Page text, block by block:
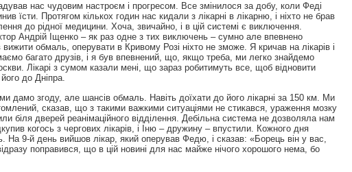
нас чудовим настроєм і прогресом. Все змінилося за добу, коли Феді
їсти. Протягом кількох годин нас кидали з лікарні в лікарню, і ніхто не брав
до рідної медицини. Хоча, звичайно, і в цій системі є виключення.
Андрій Іщенко – як раз одне з тих виключень – сумно але впевнено
обмаль, оперувати в Кривому Розі ніхто не зможе. Я кричав на лікарів і
багато друзів, і я був впевнений, що, якщо треба, ми легко знайдемо
Лікарі з сумом казали мені, що зараз робитимуть все, щоб відновити
до Дніпра.
дамо згоду, але шансів обмаль. Навіть доїхати до його лікарні за 150 км. Ми
сказав, що з такими важкими ситуаціями не стикався, ураження мозку
дверей реанімаційного відділення. Дебільна система не дозволяла нам
когось з чергових лікарів, і Іню – дружину – впустили. Кожного дня
На 9-й день вийшов лікар, який оперував Федю, і сказав: «Борець він у вас,
поправився, що в цій новині для нас майже нічого хорошого нема, бо